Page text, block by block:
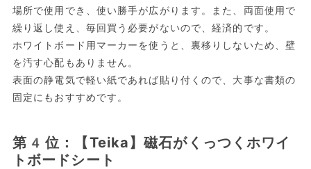
場所で使用でき、使い勝手が広がります。また、両面使用で
繰り返し使え、毎回買う必要がないので、経済的です。
ホワイトボード用マーカーを使うと、裏移りしないため、壁
を汚す心配もありません。
表面の静電気で軽い紙であれば貼り付くので、大事な書類の
固定にもおすすめです。
第4位：【Teika】磁石がくっつくホワイ
トボードシート